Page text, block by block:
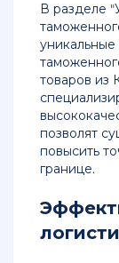
В разделе
товаров из
позволят
повысить
границе.